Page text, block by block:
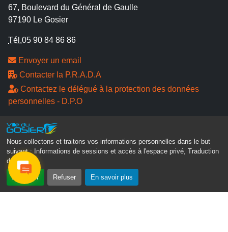
Nous collectons et traitons vos informations personnelles dans le but
suivant :
Informations de sessions et accès à l'espace privé, Traduction
des pages .
Accepter Refuser En savoir plus
67, Boulevard du Général de Gaulle
97190 Le Gosier
Tél.05 90 84 86 86
Envoyer un email
Contacter la P.R.A.D.A
Contactez le délégué à la protection des données
personnelles - D.P.O
Suivez-nous